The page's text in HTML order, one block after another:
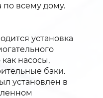
по всему дому.
установка
насосы,
баки.
установлен в